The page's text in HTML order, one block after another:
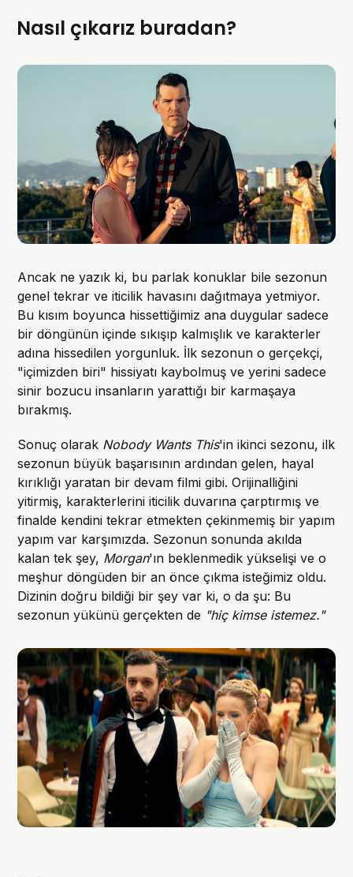
Nasıl çıkarız buradan?
Ancak ne yazık ki, bu parlak konuklar bile sezonun
genel tekrar ve iticilik havasını dağıtmaya yetmiyor.
Bu kısım boyunca hissettiğimiz ana duygular sadece
bir döngünün içinde sıkışıp kalmışlık ve karakterler
adına hissedilen yorgunluk. İlk sezonun o gerçekçi,
"içimizden biri" hissiyatı kaybolmuş ve yerini sadece
sinir bozucu insanların yarattığı bir karmaşaya
bırakmış.
Sonuç olarak Nobody Wants This'in ikinci sezonu, ilk
sezonun büyük başarısının ardından gelen, hayal
kırıklığı yaratan bir devam filmi gibi. Orijinalliğini
yitirmiş, karakterlerini iticilik duvarına çarptırmış ve
finalde kendini tekrar etmekten çekinmemiş bir yapım
yapım var karşımızda. Sezonun sonunda akılda
kalan tek şey, Morgan'ın beklenmedik yükselişi ve o
meşhur döngüden bir an önce çıkma isteğimiz oldu.
Dizinin doğru bildiği bir şey var ki, o da şu: Bu
sezonun yükünü gerçekten de "hiç kimse istemez."